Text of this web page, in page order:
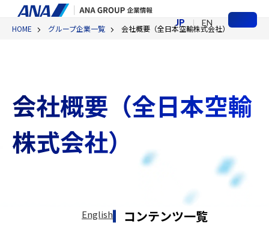
JP EN
HOME グループ企業一覧 会社概要（全日本空輸株式会社）
会社概要（全日本空輸
株式会社）
English
コンテンツ一覧